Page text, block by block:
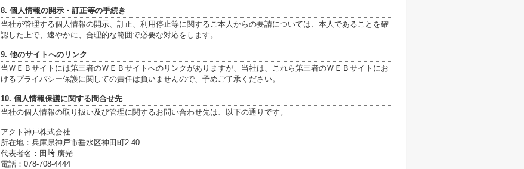
8. 個人情報の開示・訂正等の手続き
当社が管理する個人情報の開示、訂正、利用停止等に関するご本人からの要請については、本人であることを確
認した上で、速やかに、合理的な範囲で必要な対応をします。
9. 他のサイトへのリンク
当ＷＥＢサイトには第三者のＷＥＢサイトへのリンクがありますが、当社は、これら第三者のＷＥＢサイトにお
けるプライバシー保護に関しての責任は負いませんので、予めご了承ください。
10. 個人情報保護に関する問合せ先
当社の個人情報の取り扱い及び管理に関するお問い合わせ先は、以下の通りです。
アクト神戸株式会社
所在地：兵庫県神戸市垂水区神田町2-40
代表者名：田﨑 廣光
電話：078-708-4444